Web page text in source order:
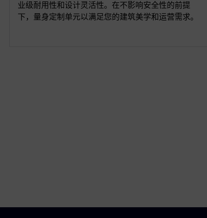
业级耐用性和设计灵活性。在不影响安全性的前提
下，量身定制单元以满足您的建筑美学和运营需求。